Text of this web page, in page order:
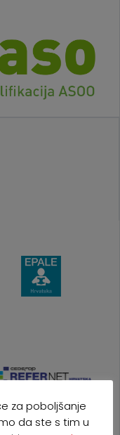
za poboljšanje
da ste s tim u